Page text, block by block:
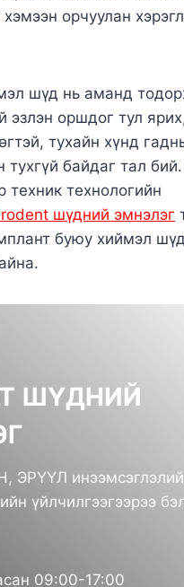
орчуулан
шүд нь аманд
эзлэн оршдог тул
тухайн хүнд
тухгүй байдаг тал
техник технологийн
шүдний эмнэлэг
буюу хиймэл
ШҮДНИЙ
ЭРҮҮЛ
үйлчилгээгээрээ
09:00-17:00